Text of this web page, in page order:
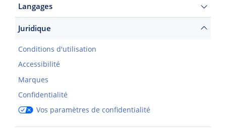
Langages
Juridique
Conditions d'utilisation
Accessibilité
Marques
Confidentialité
Vos paramètres de confidentialité